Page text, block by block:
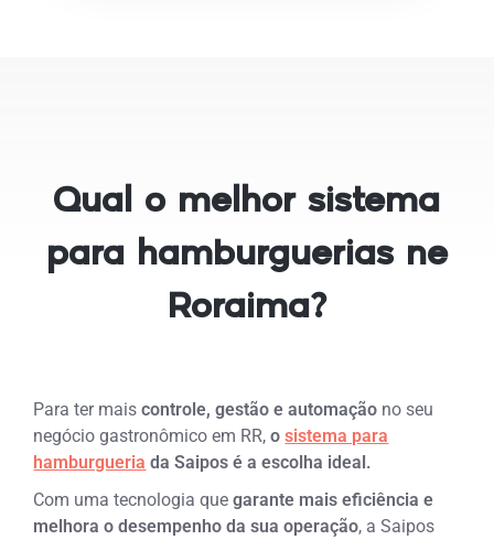
Qual o melhor sistema
para hamburguerias ne
Roraima?
Para ter maiscontrole, gestão e automação no seu
negócio gastronômico em RR,osistema para
hamburgueria da Saipos é a escolha ideal.
Com uma tecnologia quegarante mais eficiência e
melhora o desempenho da sua operação, a Saipos